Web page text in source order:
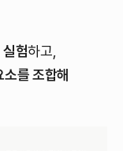
험하고,
를 조합해